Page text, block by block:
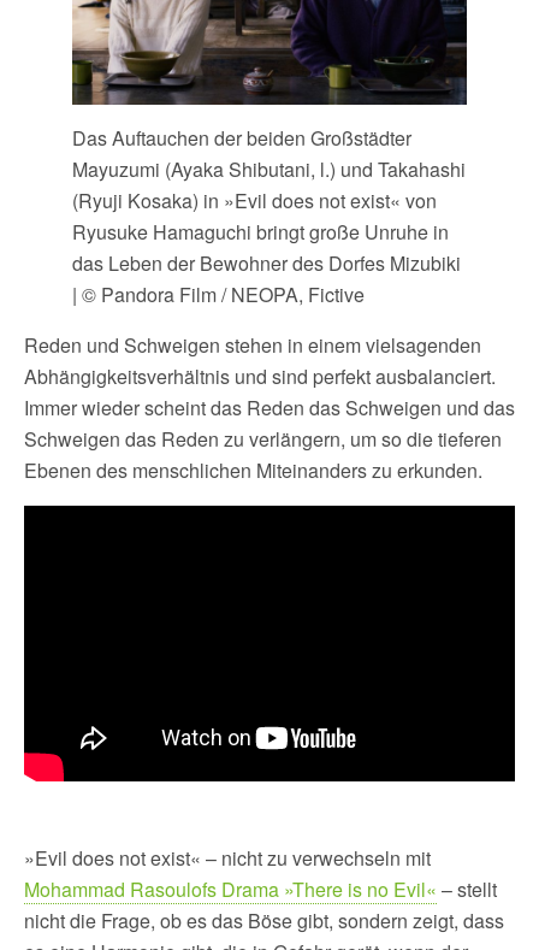
Das Auftauchen der beiden Großstädter
Mayuzumi (Ayaka Shibutani, l.) und Takahashi
(Ryuji Kosaka) in »Evil does not exist« von
Ryusuke Hamaguchi bringt große Unruhe in
das Leben der Bewohner des Dorfes Mizubiki
| © Pandora Film / NEOPA, Fictive
Reden und Schweigen stehen in einem vielsagenden
Abhängigkeitsverhältnis und sind perfekt ausbalanciert.
Immer wieder scheint das Reden das Schweigen und das
Schweigen das Reden zu verlängern, um so die tieferen
Ebenen des menschlichen Miteinanders zu erkunden.
»Evil does not exist« – nicht zu verwechseln mit
Mohammad Rasoulofs Drama »There is no Evil« – stellt
nicht die Frage, ob es das Böse gibt, sondern zeigt, dass